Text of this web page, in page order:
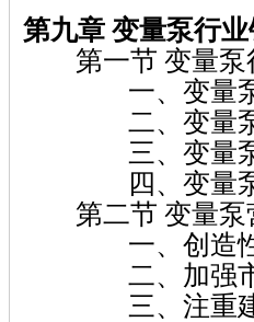
第九章 变量泵行
第一节 变量泵
一、变量泵
二、变量泵行
三、变量泵行
四、变量泵
第二节 变量泵
一、创造性
二、加强市
三、注重建设